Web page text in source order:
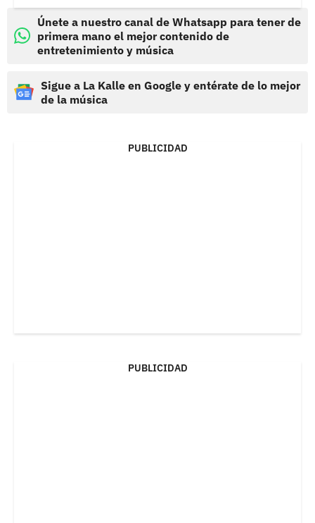
Únete a nuestro canal de Whatsapp para tener de
primera mano el mejor contenido de
entretenimiento y música
Sigue a La Kalle en Google y entérate de lo mejor
de la música
PUBLICIDAD
PUBLICIDAD